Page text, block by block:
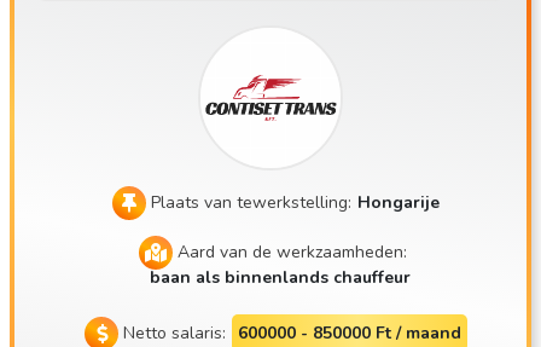
Plaats van tewerkstelling: Hongarije
Aard van de werkzaamheden:
baan als binnenlands chauffeur
Netto salaris: 600000 - 850000 Ft / maand